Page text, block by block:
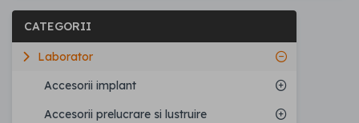
CATEGORII
Laborator
Accesorii implant
Accesorii prelucrare si lustruire